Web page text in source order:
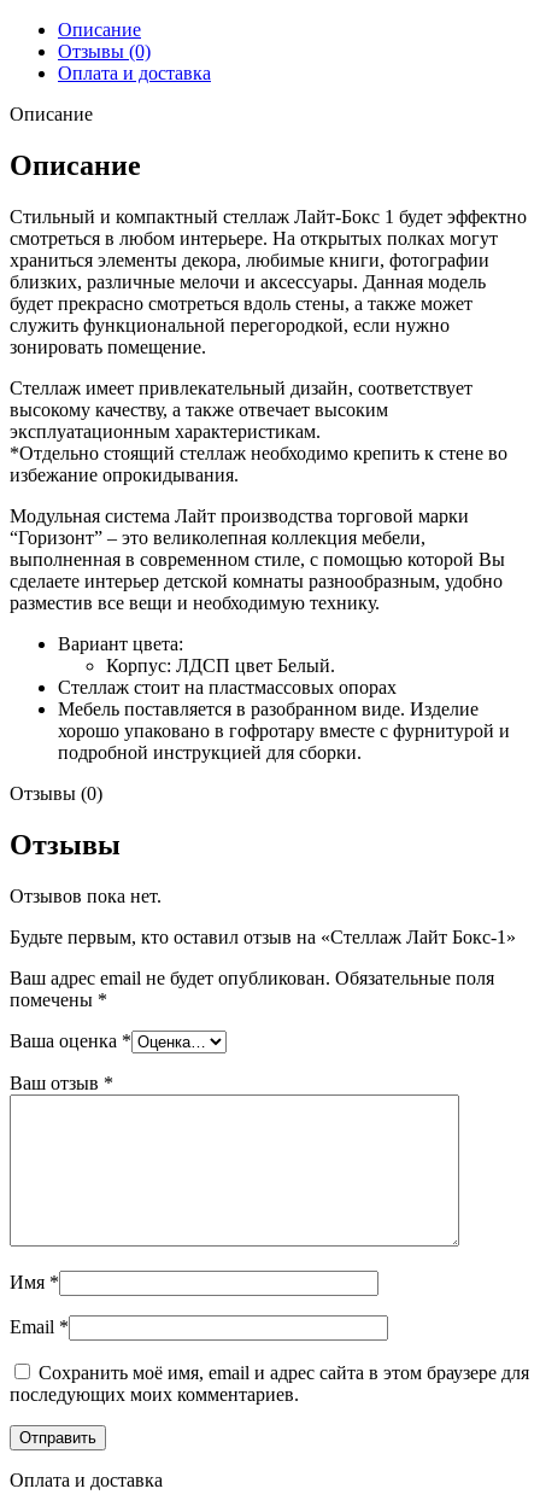
Описание
Отзывы (0)
Оплата и доставка
Описание
Описание
Стильный и компактный стеллаж Лайт-Бокс 1 будет эффектно
смотреться в любом интерьере. На открытых полках могут
храниться элементы декора, любимые книги, фотографии
близких, различные мелочи и аксессуары. Данная модель
будет прекрасно смотреться вдоль стены, а также может
служить функциональной перегородкой, если нужно
зонировать помещение.
Стеллаж имеет привлекательный дизайн, соответствует
высокому качеству, а также отвечает высоким
эксплуатационным характеристикам.
*Отдельно стоящий стеллаж необходимо крепить к стене во
избежание опрокидывания.
Модульная система Лайт производства торговой марки
“Горизонт” – это великолепная коллекция мебели,
выполненная в современном стиле, с помощью которой Вы
сделаете интерьер детской комнаты разнообразным, удобно
разместив все вещи и необходимую технику.
Вариант цвета:
Корпус: ЛДСП цвет Белый.
Стеллаж стоит на пластмассовых опорах
Мебель поставляется в разобранном виде. Изделие
хорошо упаковано в гофротару вместе с фурнитурой и
подробной инструкцией для сборки.
Отзывы (0)
Отзывы
Отзывов пока нет.
Будьте первым, кто оставил отзыв на «Стеллаж Лайт Бокс-1»
Ваш адрес email не будет опубликован. Обязательные поля
помечены *
Ваша оценка *
Ваш отзыв *
Имя *
Email *
Сохранить моё имя, email и адрес сайта в этом браузере для
последующих моих комментариев.
Оплата и доставка